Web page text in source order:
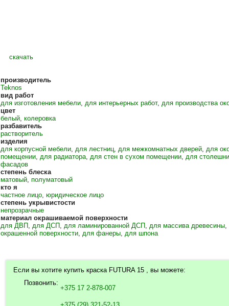
скачать
производитель
Teknos
вид работ
для изготовления мебели, для интерьерных работ, для производства
цвет
белый, колеровка
разбавитель
растворитель
изделия
для корпусной мебели, для лестниц, для межкомнатных дверей, для
помещении, для радиатора, для стен в сухом помещении, для
фасадов
степень блеска
матовый, полуматовый
кто я
частное лицо, юридическое лицо
степень укрывистости
непрозрачные
материал окрашиваемой поверхности
для ДВП , для ДСП , для ламинированной ДСП , для массива древесины,
окрашенной поверхности, для фанеры, для шпона
Если вы хотите купить краска FUTURA 15 , вы можете:
Позвонить:
+375 17 2-878-007